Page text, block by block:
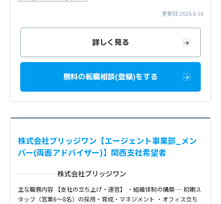
更新日:2026.6.18
詳しく見る
無料の転職相談(登録)をする
株式会社ブリッジワン【エージェント事業部_メン
バー(両面アドバイザー)】関西支社希望者
株式会社ブリッジワン
主な職務内容 【支社の立ち上げ・運営】 ・組織体制の構築 — 初期ス
タッフ（営業6～8名）の採用・育成・マネジメント ・オフィス立ち